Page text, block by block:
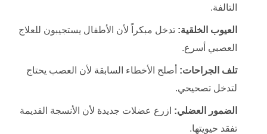
التالفة.
العيوب الخلقية: تدخل مبكراً لأن الأطفال يستجيبون للعلاج
العصبي أسرع.
تلف الجراحات: أصلح الأخطاء السابقة لأن العصب يحتاج
لتدخل تصحيحي.
الضمور العضلي: ازرع عضلات جديدة لأن الأنسجة القديمة
تفقد حيويتها.